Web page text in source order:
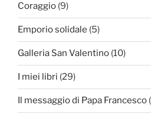
Coraggio (9)
Emporio solidale (5)
Galleria San Valentino (10)
I miei libri (29)
Il messaggio di Papa Francesco